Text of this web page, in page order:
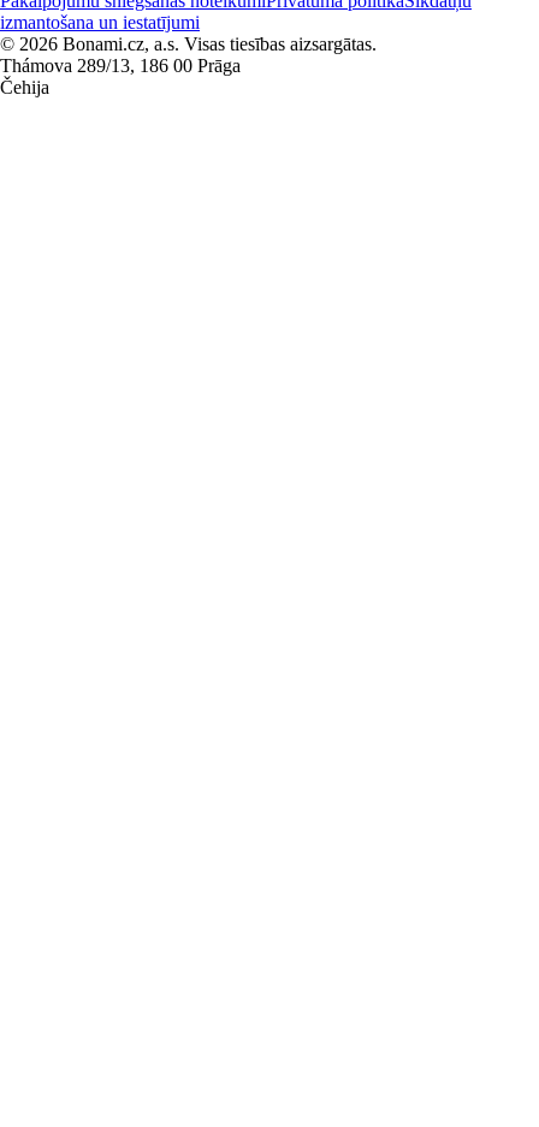
izmantošana un iestatījumi
© 2026 Bonami.cz, a.s. Visas tiesības aizsargātas.
Thámova 289/13, 186 00 Prāga
Čehija